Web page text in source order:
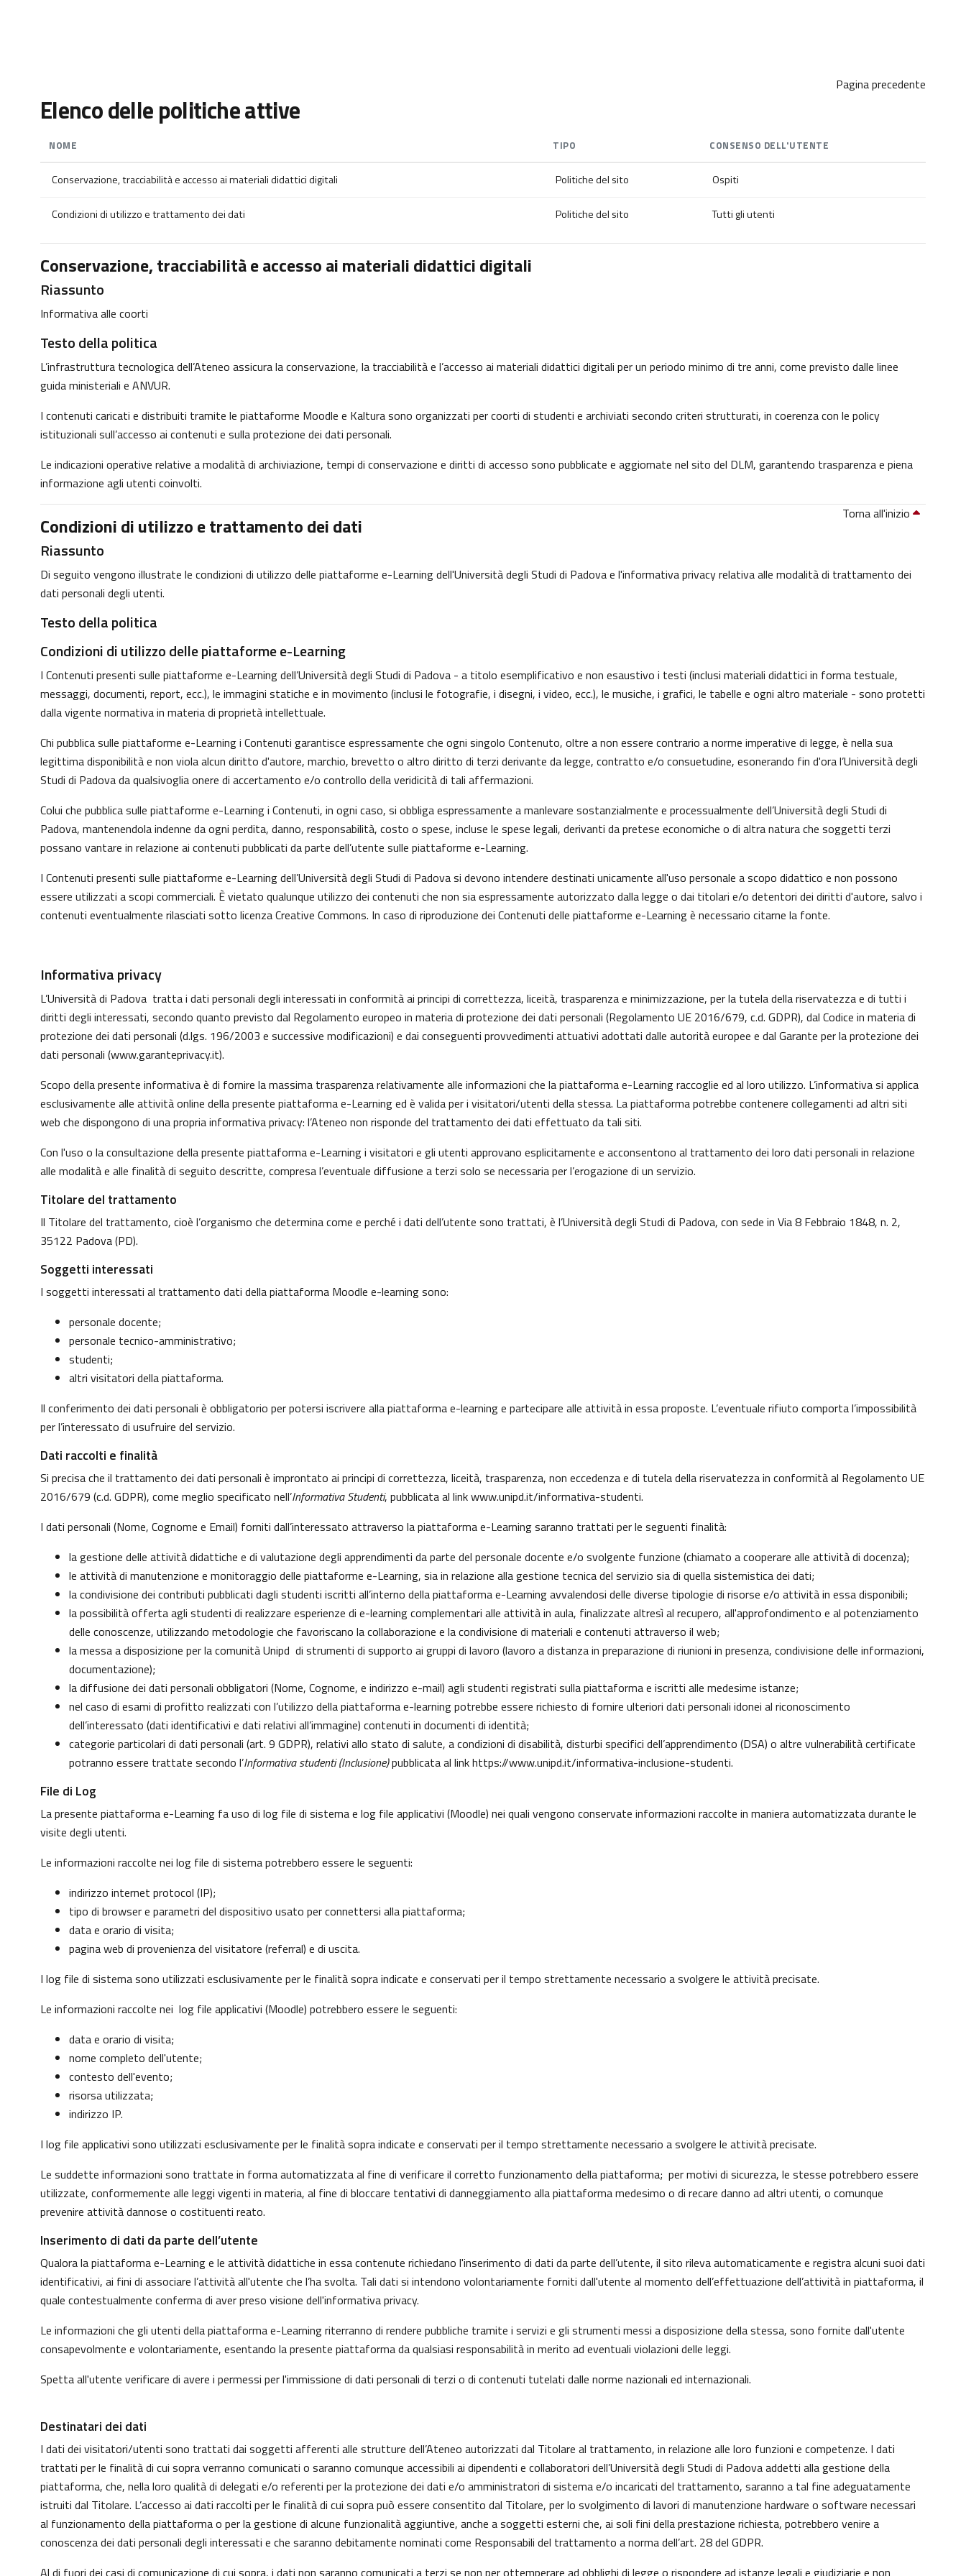
Pagina precedente
Elenco delle politiche attive
NOME TIPO CONSENSO DELL'UTENTE
Conservazione, tracciabilità e accesso ai materiali didattici digitali Politiche del sito Ospiti
Condizioni di utilizzo e trattamento dei dati Politiche del sito Tutti gli utenti
Conservazione, tracciabilità e accesso ai materiali didattici digitali
Riassunto
Informativa alle coorti
Testo della politica
L’infrastruttura tecnologica dell’Ateneo assicura la conservazione, la tracciabilità e l’accesso ai materiali didattici digitali per un periodo minimo di tre anni, come previsto dalle linee
guida ministeriali e ANVUR.
I contenuti caricati e distribuiti tramite le piattaforme Moodle e Kaltura sono organizzati per coorti di studenti e archiviati secondo criteri strutturati, in coerenza con le policy
istituzionali sull’accesso ai contenuti e sulla protezione dei dati personali.
Le indicazioni operative relative a modalità di archiviazione, tempi di conservazione e diritti di accesso sono pubblicate e aggiornate nel sito del DLM, garantendo trasparenza e piena
informazione agli utenti coinvolti.
Torna all'inizio
Condizioni di utilizzo e trattamento dei dati
Riassunto
Di seguito vengono illustrate le condizioni di utilizzo delle piattaforme e-Learning dell'Università degli Studi di Padova e l'informativa privacy relativa alle modalità di trattamento dei
dati personali degli utenti.
Testo della politica
Condizioni di utilizzo delle piattaforme e-Learning
I Contenuti presenti sulle piattaforme e-Learning dell’Università degli Studi di Padova - a titolo esemplificativo e non esaustivo i testi (inclusi materiali didattici in forma testuale,
messaggi, documenti, report, ecc.), le immagini statiche e in movimento (inclusi le fotografie, i disegni, i video, ecc.), le musiche, i grafici, le tabelle e ogni altro materiale - sono protetti
dalla vigente normativa in materia di proprietà intellettuale.
Chi pubblica sulle piattaforme e-Learning i Contenuti garantisce espressamente che ogni singolo Contenuto, oltre a non essere contrario a norme imperative di legge, è nella sua
legittima disponibilità e non viola alcun diritto d'autore, marchio, brevetto o altro diritto di terzi derivante da legge, contratto e/o consuetudine, esonerando fin d'ora l’Università degli
Studi di Padova da qualsivoglia onere di accertamento e/o controllo della veridicità di tali affermazioni.
Colui che pubblica sulle piattaforme e-Learning i Contenuti, in ogni caso, si obbliga espressamente a manlevare sostanzialmente e processualmente dell’Università degli Studi di
Padova, mantenendola indenne da ogni perdita, danno, responsabilità, costo o spese, incluse le spese legali, derivanti da pretese economiche o di altra natura che soggetti terzi
possano vantare in relazione ai contenuti pubblicati da parte dell’utente sulle piattaforme e-Learning.
I Contenuti presenti sulle piattaforme e-Learning dell’Università degli Studi di Padova si devono intendere destinati unicamente all'uso personale a scopo didattico e non possono
essere utilizzati a scopi commerciali. È vietato qualunque utilizzo dei contenuti che non sia espressamente autorizzato dalla legge o dai titolari e/o detentori dei diritti d'autore, salvo i
contenuti eventualmente rilasciati sotto licenza Creative Commons. In caso di riproduzione dei Contenuti delle piattaforme e-Learning è necessario citarne la fonte.
Informativa privacy
L’Università di Padova tratta i dati personali degli interessati in conformità ai principi di correttezza, liceità, trasparenza e minimizzazione, per la tutela della riservatezza e di tutti i
diritti degli interessati, secondo quanto previsto dal Regolamento europeo in materia di protezione dei dati personali (Regolamento UE 2016/679, c.d. GDPR), dal Codice in materia di
protezione dei dati personali (d.lgs. 196/2003 e successive modificazioni) e dai conseguenti provvedimenti attuativi adottati dalle autorità europee e dal Garante per la protezione dei
dati personali (www.garanteprivacy.it).
Scopo della presente informativa è di fornire la massima trasparenza relativamente alle informazioni che la piattaforma e-Learning raccoglie ed al loro utilizzo. L’informativa si applica
esclusivamente alle attività online della presente piattaforma e-Learning ed è valida per i visitatori/utenti della stessa. La piattaforma potrebbe contenere collegamenti ad altri siti
web che dispongono di una propria informativa privacy: l’Ateneo non risponde del trattamento dei dati effettuato da tali siti.
Con l'uso o la consultazione della presente piattaforma e-Learning i visitatori e gli utenti approvano esplicitamente e acconsentono al trattamento dei loro dati personali in relazione
alle modalità e alle finalità di seguito descritte, compresa l’eventuale diffusione a terzi solo se necessaria per l’erogazione di un servizio.
Titolare del trattamento
Il Titolare del trattamento, cioè l’organismo che determina come e perché i dati dell’utente sono trattati, è l’Università degli Studi di Padova, con sede in Via 8 Febbraio 1848, n. 2,
35122 Padova (PD).
Soggetti interessati
I soggetti interessati al trattamento dati della piattaforma Moodle e-learning sono:
personale docente;
personale tecnico-amministrativo;
studenti;
altri visitatori della piattaforma.
Il conferimento dei dati personali è obbligatorio per potersi iscrivere alla piattaforma e-learning e partecipare alle attività in essa proposte. L’eventuale rifiuto comporta l’impossibilità
per l’interessato di usufruire del servizio.
Dati raccolti e finalità
Si precisa che il trattamento dei dati personali è improntato ai principi di correttezza, liceità, trasparenza, non eccedenza e di tutela della riservatezza in conformità al Regolamento UE
2016/679 (c.d. GDPR), come meglio specificato nell’Informativa Studenti, pubblicata al linkwww.unipd.it/informativa-studenti.
I dati personali (Nome, Cognome e Email) forniti dall’interessato attraverso la piattaforma e-Learning saranno trattati per le seguenti finalità:
la gestione delle attività didattiche e di valutazione degli apprendimenti da parte del personale docente e/o svolgente funzione (chiamato a cooperare alle attività di docenza);
le attività di manutenzione e monitoraggio delle piattaforme e-Learning, sia in relazione alla gestione tecnica del servizio sia di quella sistemistica dei dati;
la condivisione dei contributi pubblicati dagli studenti iscritti all’interno della piattaforma e-Learning avvalendosi delle diverse tipologie di risorse e/o attività in essa disponibili;
la possibilità offerta agli studenti di realizzare esperienze di e-learning complementari alle attività in aula, finalizzate altresì al recupero, all'approfondimento e al potenziamento
delle conoscenze, utilizzando metodologie che favoriscano la collaborazione e la condivisione di materiali e contenuti attraverso il web;
la messa a disposizione per la comunità Unipd di strumenti di supporto ai gruppi di lavoro (lavoro a distanza in preparazione di riunioni in presenza, condivisione delle informazioni,
documentazione);
la diffusione dei dati personali obbligatori (Nome, Cognome, e indirizzo e-mail) agli studenti registrati sulla piattaforma e iscritti alle medesime istanze;
nel caso di esami di profitto realizzati con l’utilizzo della piattaforma e-learning potrebbe essere richiesto di fornire ulteriori dati personali idonei al riconoscimento
dell’interessato (dati identificativi e dati relativi all’immagine) contenuti in documenti di identità;
categorie particolari di dati personali (art. 9 GDPR), relativi allo stato di salute, a condizioni di disabilità, disturbi specifici dell’apprendimento (DSA) o altre vulnerabilità certificate
potranno essere trattate secondo l’Informativa studenti (Inclusione)pubblicata al linkhttps://www.unipd.it/informativa-inclusione-studenti.
File di Log
La presente piattaforma e-Learning fa uso di log file di sistema e log file applicativi (Moodle) nei quali vengono conservate informazioni raccolte in maniera automatizzata durante le
visite degli utenti.
Le informazioni raccolte nei log file di sistema potrebbero essere le seguenti:
indirizzo internet protocol (IP);
tipo di browser e parametri del dispositivo usato per connettersi alla piattaforma;
data e orario di visita;
pagina web di provenienza del visitatore (referral) e di uscita.
I log file di sistema sono utilizzati esclusivamente per le finalità sopra indicate e conservati per il tempo strettamente necessario a svolgere le attività precisate.
Le informazioni raccolte nei log file applicativi (Moodle) potrebbero essere le seguenti:
data e orario di visita;
nome completo dell'utente;
contesto dell'evento;
risorsa utilizzata;
indirizzo IP.
I log file applicativi sono utilizzati esclusivamente per le finalità sopra indicate e conservati per il tempo strettamente necessario a svolgere le attività precisate.
Le suddette informazioni sono trattate in forma automatizzata al fine di verificare il corretto funzionamento della piattaforma; per motivi di sicurezza, le stesse potrebbero essere
utilizzate, conformemente alle leggi vigenti in materia, al fine di bloccare tentativi di danneggiamento alla piattaforma medesimo o di recare danno ad altri utenti, o comunque
prevenire attività dannose o costituenti reato.
Inserimento di dati da parte dell’utente
Qualora la piattaforma e-Learning e le attività didattiche in essa contenute richiedano l'inserimento di dati da parte dell’utente, il sito rileva automaticamente e registra alcuni suoi dati
identificativi, ai fini di associare l’attività all'utente che l’ha svolta. Tali dati si intendono volontariamente forniti dall'utente al momento dell’effettuazione dell’attività in piattaforma, il
quale contestualmente conferma di aver preso visione dell'informativa privacy.
Le informazioni che gli utenti della piattaforma e-Learning riterranno di rendere pubbliche tramite i servizi e gli strumenti messi a disposizione della stessa, sono fornite dall'utente
consapevolmente e volontariamente, esentando la presente piattaforma da qualsiasi responsabilità in merito ad eventuali violazioni delle leggi.
Spetta all'utente verificare di avere i permessi per l'immissione di dati personali di terzi o di contenuti tutelati dalle norme nazionali ed internazionali.
Destinatari dei dati
I dati dei visitatori/utenti sono trattati dai soggetti afferenti alle strutture dell’Ateneo autorizzati dal Titolare al trattamento, in relazione alle loro funzioni e competenze. I dati
trattati per le finalità di cui sopra verranno comunicati o saranno comunque accessibili ai dipendenti e collaboratori dell’Università degli Studi di Padova addetti alla gestione della
piattaforma, che, nella loro qualità di delegati e/o referenti per la protezione dei dati e/o amministratori di sistema e/o incaricati del trattamento, saranno a tal fine adeguatamente
istruiti dal Titolare. L’accesso ai dati raccolti per le finalità di cui sopra può essere consentito dal Titolare, per lo svolgimento di lavori di manutenzione hardware o software necessari
al funzionamento della piattaforma o per la gestione di alcune funzionalità aggiuntive, anche a soggetti esterni che, ai soli fini della prestazione richiesta, potrebbero venire a
conoscenza dei dati personali degli interessati e che saranno debitamente nominati come Responsabili del trattamento a norma dell’art. 28 del GDPR.
Al di fuori dei casi di comunicazione di cui sopra, i dati non saranno comunicati a terzi se non per ottemperare ad obblighi di legge o rispondere ad istanze legali e giudiziarie e non